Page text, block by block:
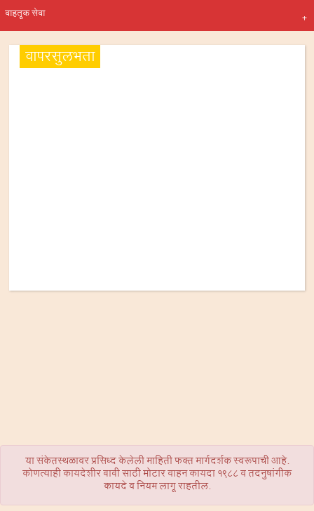
वाहतूक सेवा
वापरसुलभता
या संकेतस्थळावर प्रसिध्द केलेली माहिती फक्त मार्गदर्शक स्वरूपाची आहे.
कोणत्याही कायदेशीर बाबी साठी मोटार वाहन कायदा 1988 व तदनुषांगीक
कायदे व नियम लागू राहतील.